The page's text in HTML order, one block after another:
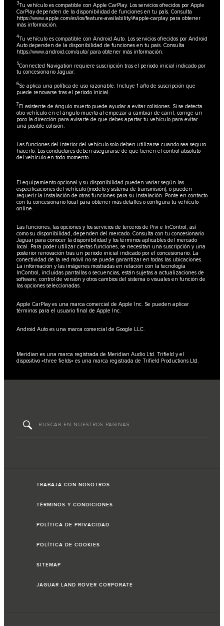
3Tu vehículo es compatible con Apple CarPlay. Los servicios ofrecidos por Apple
CarPlay dependen de la disponibilidad de funciones en tu país. Consulta
https://www.apple.com/es/ios/feature-availability/#apple-carplaypara obtener
más información.
4Tu vehículo es compatible con Android Auto. Los servicios ofrecidos por Android
Auto dependen de la disponibilidad de funciones en tu país. Consulta
https://www.android.com/auto/para obtener más información.
5Connected Navigation requiere suscripción tras el periodo inicial indicado por
tu concesionario Jaguar.
6Se aplica una política de uso razonable. Incluye 1 año de suscripción que
puede renovarse tras el periodo inicial.
7El asistente de ángulo muerto puede ayudar a evitar colisiones. Si se detecta
otro vehículo en el ángulo muerto al empezar a cambiar de carril, corrige un
poco la dirección para avisarte de que debes apartar tu vehículo para evitar
una posible colisión.
Las funciones del interior del vehículo solo deben utilizarse cuando sea seguro
hacerlo. Los conductores deben asegurarse de que tienen el control absoluto
del vehículo en todo momento.
El equipamiento opcional y su disponibilidad pueden variar según las
especificaciones del vehículo (modelo y sistema de transmisión), o pueden
requerir la instalación de otras funciones para su instalación. Ponte en contacto
con tu concesionario local para obtener más detalles o configura tu vehículo
online.
Las funciones, las opciones y los servicios de terceros de Pivi e InControl, así
como su disponibilidad, dependen del mercado. Consulta con tu concesionario
Jaguar para conocer la disponibilidad y los términos aplicables del mercado
local. Para poder utilizar ciertas funciones, se necesitan una suscripción y una
posterior renovación tras un periodo inicial indicado por el concesionario. La
conectividad de la red móvil no se puede garantizar en todas las ubicaciones.
La información y las imágenes mostradas en relación con la tecnología
InControl, incluidas pantallas o secuencias, están sujetas a actualizaciones de
software, control de versión y otros cambios del sistema o visuales en función de
las opciones seleccionadas.
Apple CarPlay es una marca comercial de Apple Inc. Se pueden aplicar
términos para el usuario final de Apple Inc.
Android Auto es una marca comercial de Google LLC.
Meridian es una marca registrada de Meridian Audio Ltd. Trifield y el
dispositivo «three fields» es una marca registrada de Trifield Productions Ltd.
TRABAJA CON NOSOTROS
TÉRMINOS Y CONDICIONES
POLÍTICA DE PRIVACIDAD
POLÍTICA DE COOKIES
SITEMAP
JAGUAR LAND ROVER CORPORATE